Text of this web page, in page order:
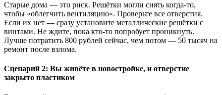
Старые дома — это риск. Решётки могли снять когда-то,
чтобы «облегчить вентиляцию». Проверьте все отверстия.
Если их нет — сразу установите металлические решётки с
винтами. Не ждите, пока кто-то попробует проникнуть.
Лучше потратить 800 рублей сейчас, чем потом — 50 тысяч на
ремонт после взлома.
Сценарий 2: Вы живёте в новостройке, и отверстие
закрыто пластиком